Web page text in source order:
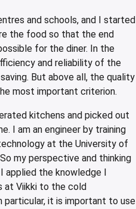
and schools, and I started
the food so that the end
for the diner. In the
and reliability of the
But above all, the quality
most important criterion.
kitchens and picked out
I am an engineer by training
at the University of
my perspective and thinking
applied the knowledge I
at Viikki to the cold
particular, it is important to use